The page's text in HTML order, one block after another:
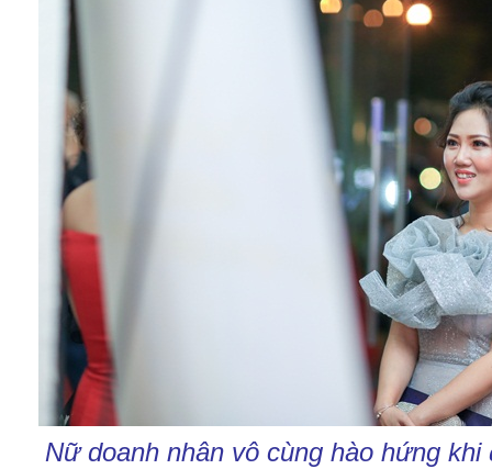
Nữ doanh nhân vô cùng hào hứng